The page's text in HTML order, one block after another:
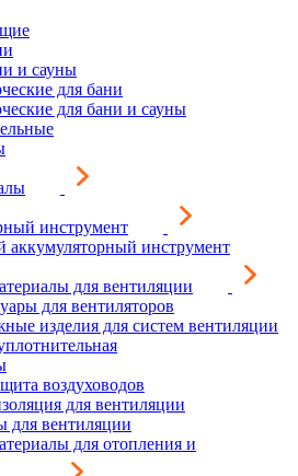
и сауны
для бани
для бани и сауны
инструмент
аккумуляторный инструмент
для вентиляции
для вентиляторов
изделия для систем вентиляции
воздуховодов
для вентиляции
для вентиляции
для отопления и